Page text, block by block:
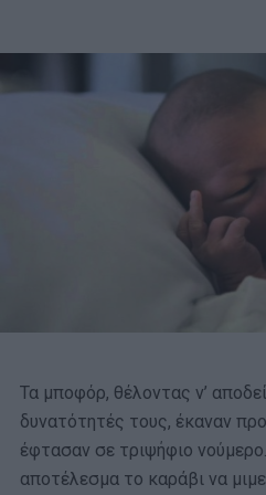
Τα μποφόρ, θέλοντας ν’
δυνατότητές τους, έκαναν
έφτασαν σε τριψήφιο
αποτέλεσμα το καράβι να